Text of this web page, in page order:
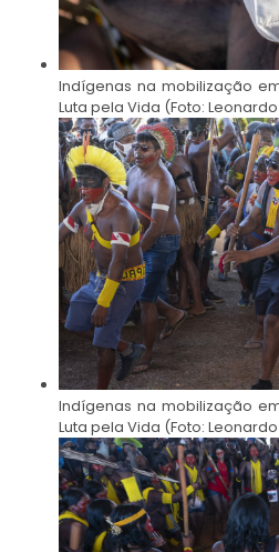
Indígenas na mobilização
Luta pela Vida (Foto:
Indígenas na mobilização
Luta pela Vida (Foto: